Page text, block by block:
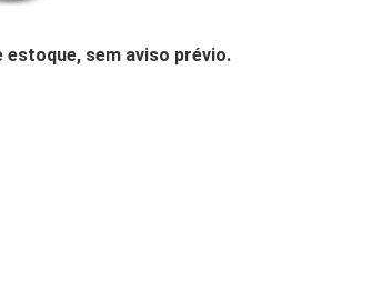
sem aviso prévio.